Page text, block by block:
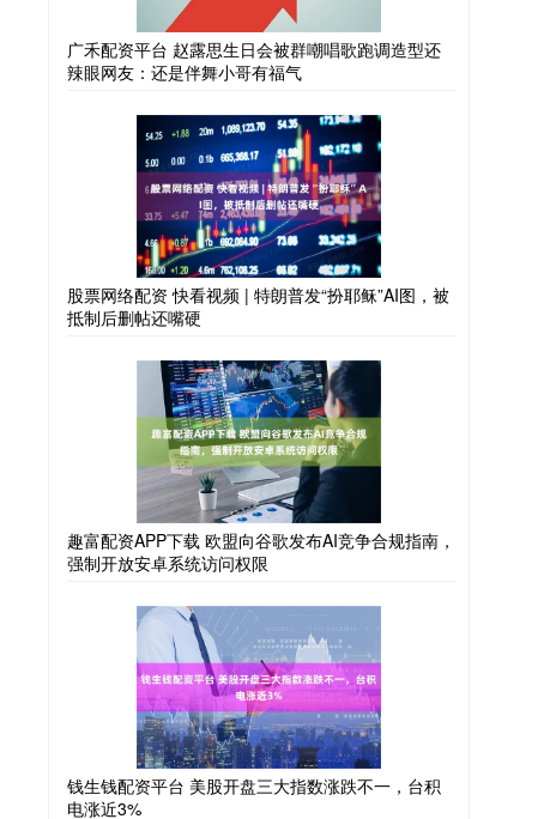
广禾配资平台 赵露思生日会被群嘲唱歌跑调造型还
辣眼网友：还是伴舞小哥有福气
股票网络配资 快看视频 | 特朗普发“扮耶稣”AI图，被
抵制后删帖还嘴硬
趣富配资APP下载 欧盟向谷歌发布AI竞争合规指南，
强制开放安卓系统访问权限
钱生钱配资平台 美股开盘三大指数涨跌不一，台积
电涨近3%